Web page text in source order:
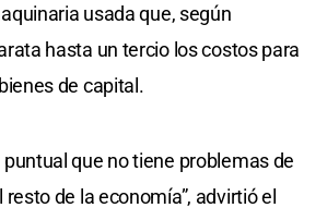
usada que, según
hasta un tercio los costos para
de capital.
puntual que no tiene problemas de
de la economía”, advirtió el